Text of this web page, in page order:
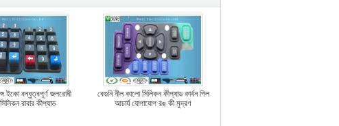
ইকো বন্ধুত্বপূর্ণ জলরোধী
রাবার কীপ্যাড
বেগুনি নীল কালো সিলিকন কীপ্যাড কার্বন পিল
আচার্য যোগাযোগ রঙ কী মুদ্রণ